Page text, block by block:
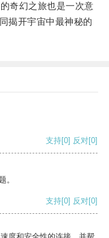
奇幻之旅也是一次意
揭开宇宙中最神秘的
支持[0] 反对[0]
。
支持[0] 反对[0]